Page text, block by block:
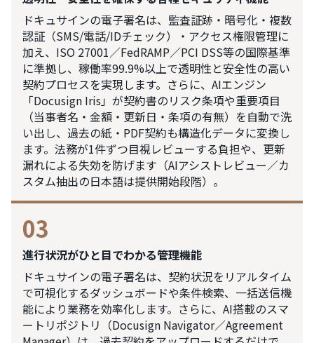
ドキュサインの電子署名は、監査証跡・暗号化・複数
認証（SMS/電話/IDチェック）・アクセス権限管理に
加え、ISO 27001／FedRAMP／PCI DSS等の国際基準
に準拠し、稼働率99.9%以上で透明性と安全性の高い
契約プロセスを実現します。さらに、AIエンジン
「Docusign Iris」が契約書のリスク条項や重要項目
（当事者名・金額・更新日・条項の有無）を自動で洗
い出し、過去の紙・PDF契約も構造化データに変換し
ます。法務が1件ずつ目視レビューする負担や、更新
漏れによる失効を防げます（AIアシストレビュー／カ
スタム抽出の日本語は提供開始段階）。
03
進行状況がひと目でわかる管理機能
ドキュサインの電子署名は、契約状況をリアルタイム
で可視化するダッシュボードや条件検索、一括送信機
能により業務を効率化します。さらに、AI搭載のスマ
ートリポジトリ（Docusign Navigator／Agreement